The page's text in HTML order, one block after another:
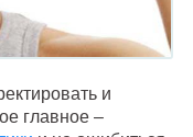
и
главное –